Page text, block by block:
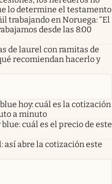
lo determine el testamento
trabajando en Noruega: “El
desde las 8:00
de laurel con ramitas de
recomiendan hacerlo y
hoy: cuál es la cotización
a minuto
cuál es el precio de este
así abre la cotización este